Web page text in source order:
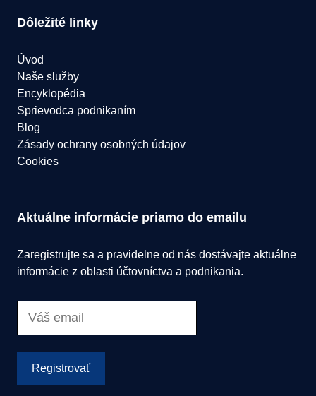
Dôležité linky
Úvod
Naše služby
Encyklopédia
Sprievodca podnikaním
Blog
Zásady ochrany osobných údajov
Cookies
Aktuálne informácie priamo do emailu
Zaregistrujte sa a pravidelne od nás dostávajte aktuálne
informácie z oblasti účtovníctva a podnikania.
Registrovať